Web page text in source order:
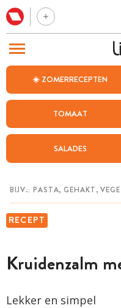
☀️ ZOMERRECEPTEN
TOMAAT
SALADES
RECEPT
Kruidenzalm
Lekker en simpel
BEZOEK ONZE ANDERE WEBSITES
WEEKMENU
CHAT MET MAIA
MIJN BEWAARDE RECEPTEN